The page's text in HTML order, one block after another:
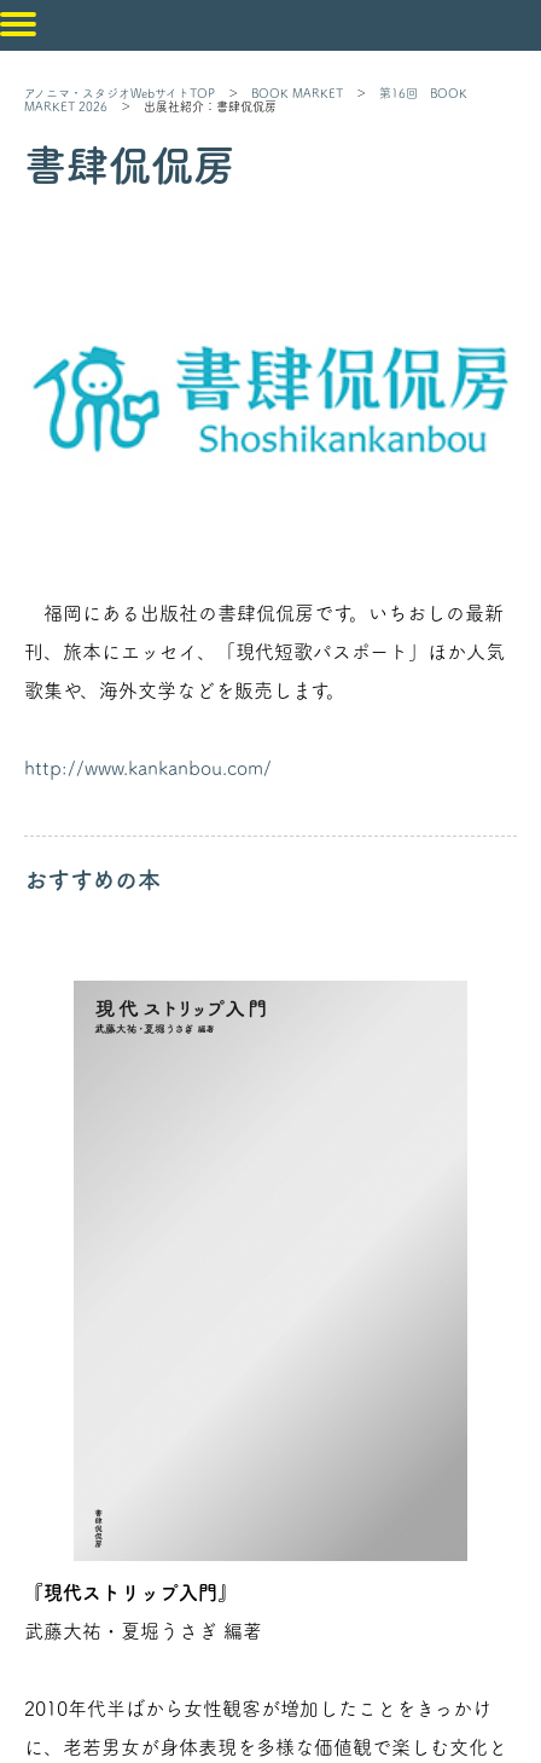
アノニマ・スタジオWebサイトTOP ＞ BOOK MARKET ＞ 第16回 BOOK
MARKET 2026 ＞ 出展社紹介：書肆侃侃房
書肆侃侃房
福岡にある出版社の書肆侃侃房です。いちおしの最新
刊、旅本にエッセイ、「現代短歌パスポート」ほか人気
歌集や、海外文学などを販売します。
http://www.kankanbou.com/
おすすめの本
『現代ストリップ入門』
武藤大祐・夏堀うさぎ 編著
2010年代半ばから女性観客が増加したことをきっかけ
に、老若男女が身体表現を多様な価値観で楽しむ文化と